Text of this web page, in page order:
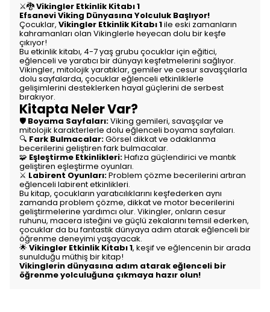
⚔️🐉Vikingler Etkinlik Kitabı 1
Efsanevi Viking Dünyasına Yolculuk Başlıyor!
Çocuklar, Vikingler Etkinlik Kitabı 1ile eski zamanların
kahramanları olan Vikinglerle heyecan dolu bir keşfe
çıkıyor!
Bu etkinlik kitabı, 4-7 yaş grubu çocuklar için eğitici,
eğlenceli ve yaratıcı bir dünyayı keşfetmelerini sağlıyor.
Vikingler, mitolojik yaratıklar, gemiler ve cesur savaşçılarla
dolu sayfalarda, çocuklar eğlenceli etkinliklerle
gelişimlerini desteklerken hayal güçlerini de serbest
bırakıyor.
Kitapta Neler Var?
🛡️ Boyama Sayfaları:Viking gemileri, savaşçılar ve
mitolojik karakterlerle dolu eğlenceli boyama sayfaları.
🔍 Fark Bulmacalar:Görsel dikkat ve odaklanma
becerilerini geliştiren fark bulmacalar.
🧩 Eşleştirme Etkinlikleri:Hafıza güçlendirici ve mantık
geliştiren eşleştirme oyunları.
⚔️ Labirent Oyunları:Problem çözme becerilerini artıran
eğlenceli labirent etkinlikleri.
Bu kitap, çocukların yaratıcılıklarını keşfederken aynı
zamanda problem çözme, dikkat ve motor becerilerini
geliştirmelerine yardımcı olur. Vikingler, onların cesur
ruhunu, macera isteğini ve güçlü zekalarını temsil ederken,
çocuklar da bu fantastik dünyaya adım atarak eğlenceli bir
öğrenme deneyimi yaşayacak.
🌟Vikingler Etkinlik Kitabı 1, keşif ve eğlencenin bir arada
sunulduğu müthiş bir kitap!
Vikinglerin dünyasına adım atarak eğlenceli bir
öğrenme yolculuğuna çıkmaya hazır olun!